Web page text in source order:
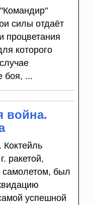
силы отдаёт
процветания
которого
боя, ...
война.
Коктейль
ракетой,
самолетом, был
успешной